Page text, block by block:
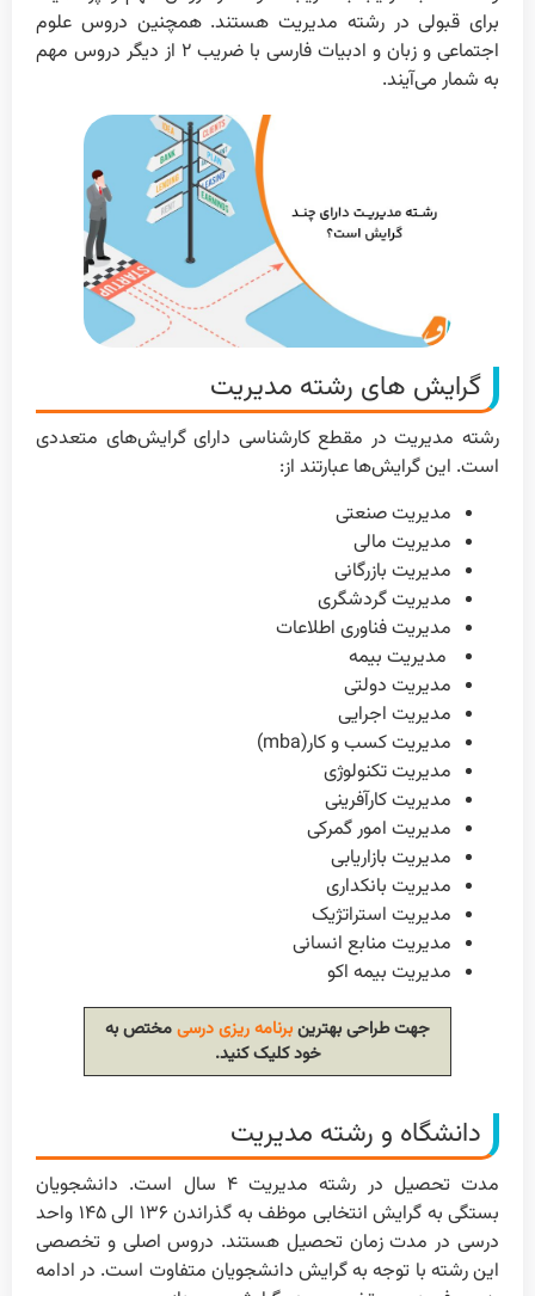
برای قبولی در رشته مدیریت هستند. همچنین دروس علوم
اجتماعی و زبان و ادبیات فارسی با ضریب ۲ از دیگر دروس مهم
به شمار می‌آیند.
گرایش های رشته مدیریت
رشته مدیریت در مقطع کارشناسی دارای گرایش‌های متعددی
است. این گرایش‌ها عبارتند از:
مدیریت صنعتی
مدیریت مالی
مدیریت بازرگانی
مدیریت گردشگری
مدیریت فناوری اطلاعات
مدیریت بیمه
مدیریت دولتی
مدیریت اجرایی
مدیریت کسب و کار(mba)
مدیریت تکنولوژی
مدیریت کارآفرینی
مدیریت امور گمرکی
مدیریت بازاریابی
مدیریت بانکداری
مدیریت استراتژیک
مدیریت منابع انسانی
مدیریت بیمه اکو
جهت طراحی بهترینبرنامه ریزی درسیمختص به
خود کلیک کنید.
دانشگاه و رشته مدیریت
مدت تحصیل در رشته مدیریت ۴ سال است. دانشجویان
بستگی به گرایش انتخابی موظف به گذراندن ۱۳۶ الی ۱۴۵ واحد
درسی در مدت زمان تحصیل هستند. دروس اصلی و تخصصی
این رشته با توجه به گرایش دانشجویان متفاوت است. در ادامه